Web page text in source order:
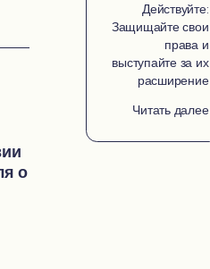
о
Действуйте:
Защищайте свои
права и
выступайте за их
расширение
Читать далее